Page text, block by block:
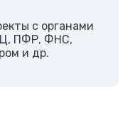
с органами
ПФР, ФНС,
и др.